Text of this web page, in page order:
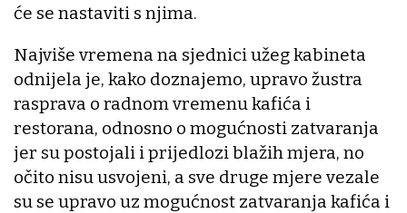
će se nastaviti s njima.
Najviše vremena na sjednici užeg kabineta
odnijela je, kako doznajemo, upravo žustra
rasprava o radnom vremenu kafića i
restorana, odnosno o mogućnosti zatvaranja
jer su postojali i prijedlozi blažih mjera, no
očito nisu usvojeni, a sve druge mjere vezale
su se upravo uz mogućnost zatvaranja kafića i